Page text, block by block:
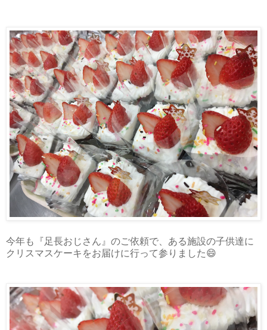
今年も『足長おじさん』のご依頼で、ある施設の子供達に
クリスマスケーキをお届けに行って参りました😄